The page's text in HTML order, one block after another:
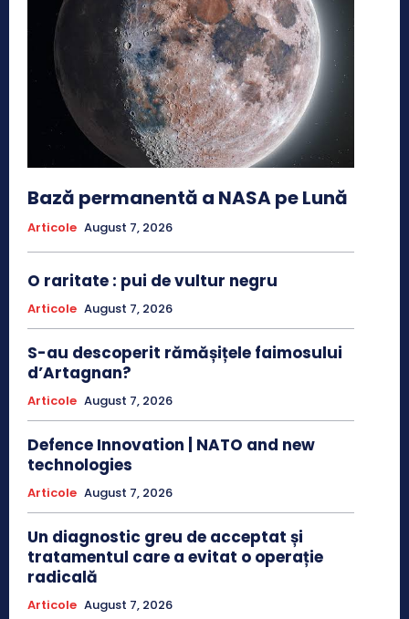
Bază permanentă a NASA pe Lună
Articole August 7, 2026
O raritate : pui de vultur negru
Articole August 7, 2026
S-au descoperit rămășițele faimosului
d’Artagnan?
Articole August 7, 2026
Defence Innovation | NATO and new
technologies
Articole August 7, 2026
Un diagnostic greu de acceptat și
tratamentul care a evitat o operație
radicală
Articole August 7, 2026